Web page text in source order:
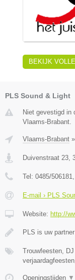
BEKIJK
PLS Sound & Light
Niet gevestigd in
Vlaams-Brabant.
Vlaams-Brabant »
Duivenstraat 23
Tel: 0485/506181
E-mail › PLS
Website: http://
PLS is uw
Trouwfeesten,
verjaardagfeesten,
Openingstijden ▼